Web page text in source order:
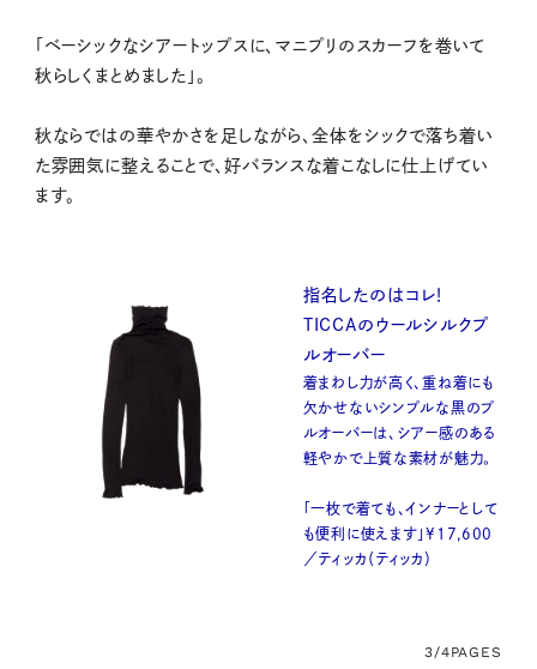
「ベーシックなシアートップスに、マニプリのスカーフを巻いて
秋らしくまとめました」。
秋ならではの華やかさを足しながら、全体をシックで落ち着い
た雰囲気に整えることで、好バランスな着こなしに仕上げてい
ます。
指名したのはコレ！
TICCAのウールシルクプ
ルオーバー
着まわし力が高く、重ね着にも
欠かせないシンプルな黒のプ
ルオーバーは、シアー感のある
軽やかで上質な素材が魅力。
「一枚で着ても、インナーとして
も便利に使えます」¥17,600
／ティッカ（ティッカ）
3/4PAGES